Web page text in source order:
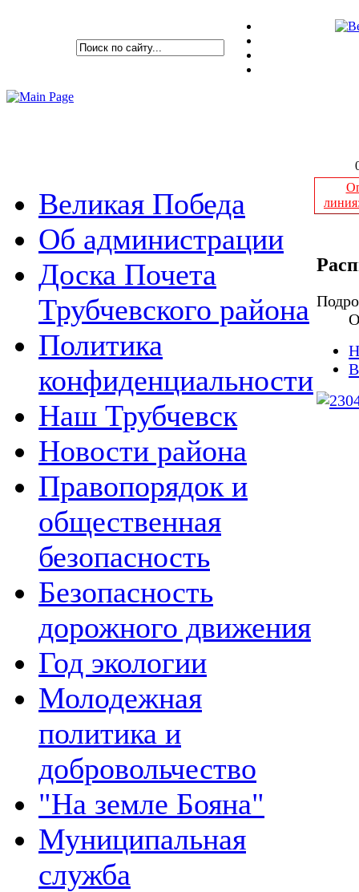
Великая Победа
Об администрации
Доска Почета
Трубчевского района
Политика
конфиденциальности
Наш Трубчевск
Новости района
Правопорядок и
общественная
безопасность
Безопасность
дорожного движения
Год экологии
Молодежная
политика и
добровольчество
"На земле Бояна"
Муниципальная
служба